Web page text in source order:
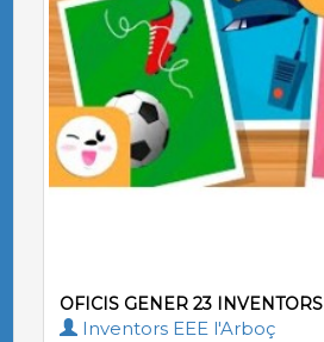
OFICIS GENER 23 INVENTORS
Inventors EEE l'Arboç